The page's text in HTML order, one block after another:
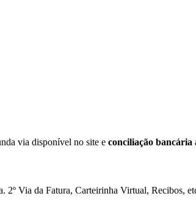
via disponível no site e conciliação bancária
2º Via da Fatura, Carteirinha Virtual, Recibos,